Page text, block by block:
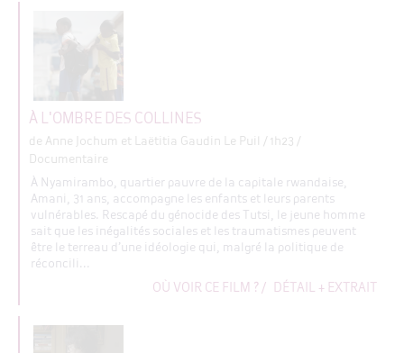
À L'OMBRE DES COLLINES
de Anne Jochum et Laëtitia Gaudin Le Puil
/ 1h23 /
Documentaire
À Nyamirambo, quartier pauvre de la capitale rwandaise,
Amani, 31 ans, accompagne les enfants et leurs parents
vulnérables. Rescapé du génocide des Tutsi, le jeune homme
sait que les inégalités sociales et les traumatismes peuvent
être le terreau d’une idéologie qui, malgré la politique de
réconcili...
OÙ VOIR CE FILM ? / DÉTAIL + EXTRAIT